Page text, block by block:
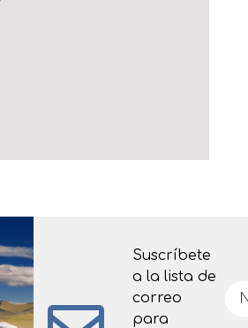
Suscríbete
a la lista de
correo
para